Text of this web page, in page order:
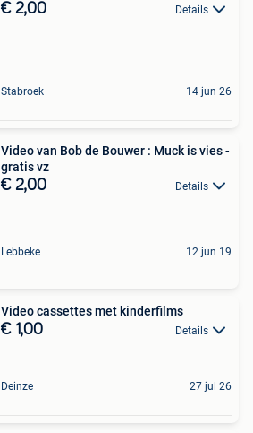
€ 2,00 Details
Stabroek 14 jun 26
Video van Bob de Bouwer : Muck is vies -
gratis vz
€ 2,00 Details
Lebbeke 12 jun 19
Video cassettes met kinderfilms
€ 1,00 Details
Deinze 27 jul 26